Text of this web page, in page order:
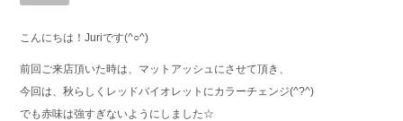
こんにちは！Juriです(^○^)
前回ご来店頂いた時は、マットアッシュにさせて頂き、
今回は、秋らしくレッドバイオレットにカラーチェンジ(^?^)
でも赤味は強すぎないようにしました☆